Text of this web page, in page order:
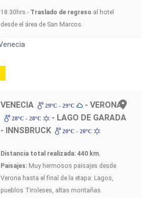
18.30hrs.- Traslado de regreso al hotel
desde el área de San Marcos.
VENECIA 29ºC - 29ºC - VERONA
28ºC - 28ºC
- LAGO DE GARADA
- INNSBRUCK
20ºC - 20ºC
Distancia total realizada: 440 km.
Paisajes: Muy hermosos paisajes desde
Verona hasta el final de la etapa: Lagos,
pueblos Tiroleses, altas montañas.